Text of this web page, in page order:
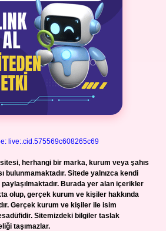
live:.cid.575569c608265c69
herhangi bir marka, kurum veya şahıs
bulunmamaktadır. Sitede yalnızca kendi
paylaşılmaktadır. Burada yer alan içerikler
olup, gerçek kurum ve kişiler hakkında
Gerçek kurum ve kişiler ile isim
Sitemizdeki bilgiler taslak
taşımazlar.